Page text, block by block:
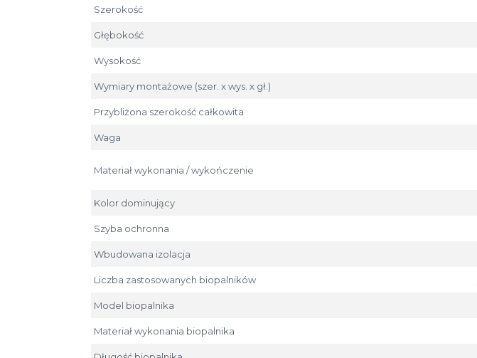
Szerokość
Głębokość
Wysokość
Wymiary montażowe (szer. x wys. x gł.)
Przybliżona szerokość całkowita
Waga
Materiał wykonania / wykończenie
Kolor dominujący
Szyba ochronna
Wbudowana izolacja
Liczba zastosowanych biopalników
Model biopalnika
Materiał wykonania biopalnika